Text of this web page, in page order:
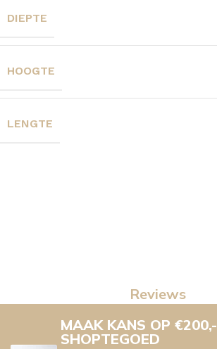
DIEPTE
HOOGTE
LENGTE
Reviews
MAAK KANS OP €200,-
SHOPTEGOED